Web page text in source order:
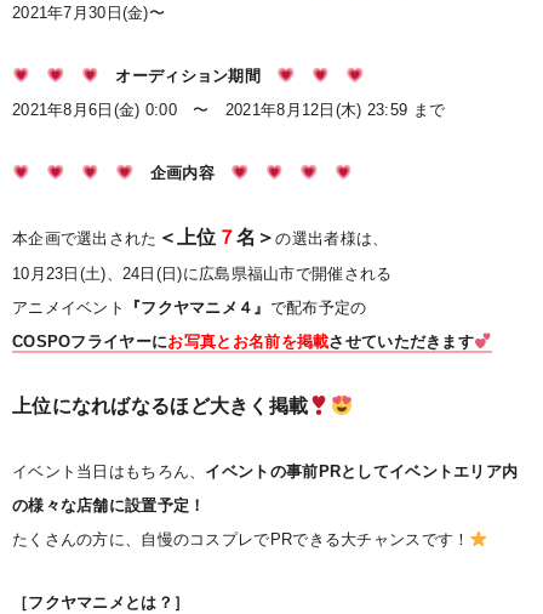
2021年7月30日(金)〜
オーディション期間
2021年8月6日(金) 0:00 〜 2021年8月12日(木) 23:59 まで
企画内容
本企画で選出された ＜上位 ７名＞の選出者様は、
10月23日(土)、24日(日)に広島県福山市で開催される
アニメイベント
『フクヤマニメ４』 で配布予定の
COSPOフライヤーにお写真とお名前を掲載させていただきます
上位になればなるほど大きく掲載
イベント当日はもちろん、 イベントの事前PRとしてイベントエリア内
の様々な店舗に設置予定！
たくさんの方に、自慢のコスプレでPRできる大チャンスです！
［フクヤマニメとは？］